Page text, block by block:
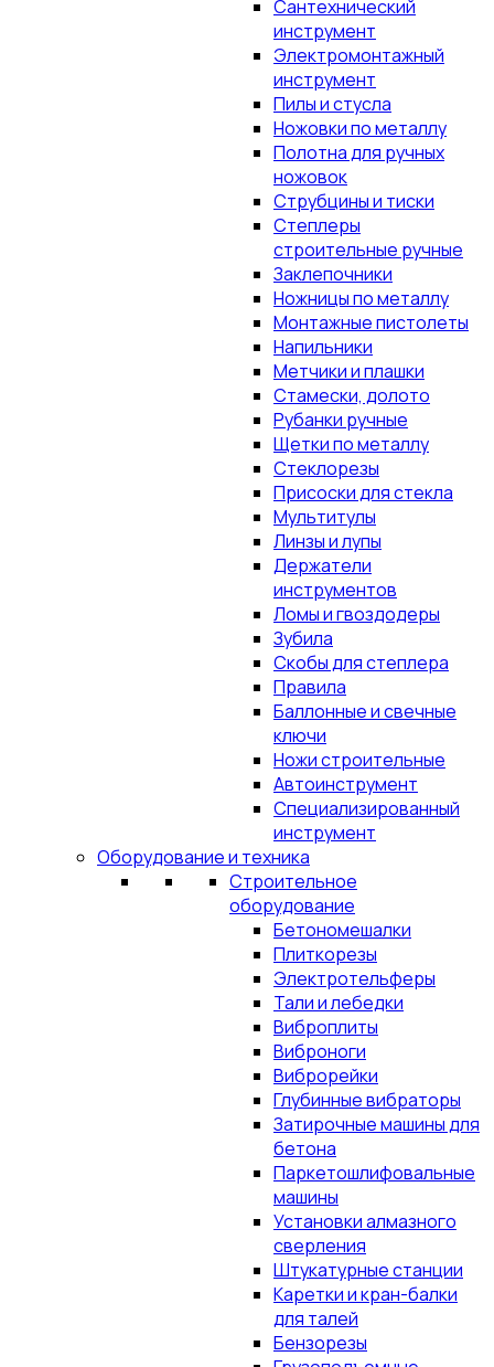
Сантехнический
инструмент
Электромонтажный
инструмент
Пилы и стусла
Ножовки по металлу
Полотна для ручных
ножовок
Струбцины и тиски
Степлеры
строительные ручные
Заклепочники
Ножницы по металлу
Монтажные пистолеты
Напильники
Метчики и плашки
Стамески, долото
Рубанки ручные
Щетки по металлу
Стеклорезы
Присоски для стекла
Мультитулы
Линзы и лупы
Держатели
инструментов
Ломы и гвоздодеры
Зубила
Скобы для степлера
Правила
Баллонные и свечные
ключи
Ножи строительные
Автоинструмент
Специализированный
инструмент
Оборудование и техника
Строительное
оборудование
Бетономешалки
Плиткорезы
Электротельферы
Тали и лебедки
Виброплиты
Виброноги
Виброрейки
Глубинные вибраторы
Затирочные машины для
бетона
Паркетошлифовальные
машины
Установки алмазного
сверления
Штукатурные станции
Каретки и кран-балки
для талей
Бензорезы